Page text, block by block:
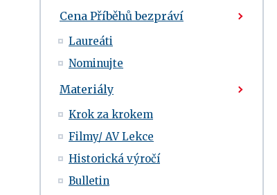
Cena Příběhů bezpráví
Laureáti
Nominujte
Materiály
Krok za krokem
Filmy/ AV Lekce
Historická výročí
Bulletin